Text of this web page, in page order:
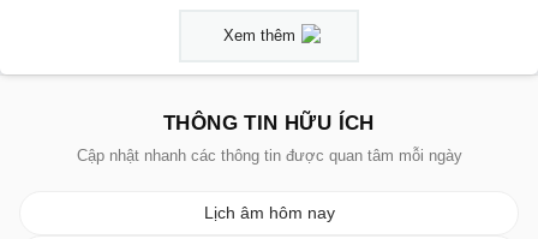
Xem thêm
THÔNG TIN HỮU ÍCH
Cập nhật nhanh các thông tin được quan tâm mỗi ngày
Lịch âm hôm nay